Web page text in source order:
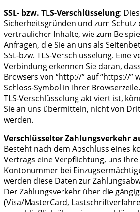
SSL- bzw. TLS-Verschlüsselung:
Sicherheitsgründen und zum
vertraulicher Inhalte, wie zum
Anfragen, die Sie an uns als
SSL-bzw. TLS-Verschlüsselung. Eine
Verbindung erkennen Sie daran,
Browsers von “http://” auf “https://”
Schloss-Symbol in Ihrer
TLS-Verschlüsselung aktiviert ist,
Sie an uns übermitteln, nicht von
werden.
Verschlüsselter Zahlungsverkehr
Besteht nach dem Abschluss eines
Vertrags eine Verpflichtung, uns Ihre
Kontonummer bei
werden diese Daten zur
Der Zahlungsverkehr über die
(Visa/MasterCard,